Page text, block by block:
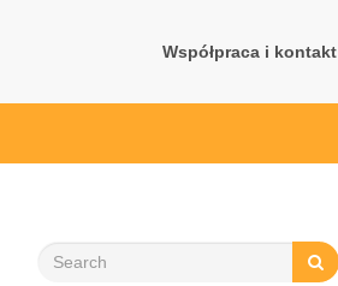
Współpraca i kontakt